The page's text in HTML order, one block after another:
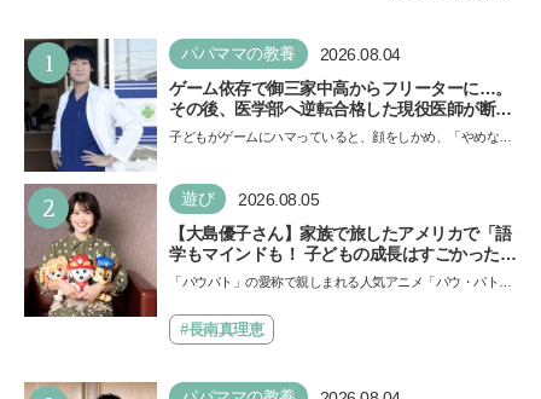
1 パパママの教養 2026.08.04
ゲーム依存で御三家中高からフリーターに…。
その後、医学部へ逆転合格した現役医師が断言
「ゲームの経験が受験勉強に役立った」そう考
子どもがゲームにハマっていると、顔をしかめ、「やめなさ
い…
2 遊び 2026.08.05
【大島優子さん】家族で旅したアメリカで「語
学もマインドも！ 子どもの成長はすごかった」
声優をつとめた映画『パウ・パトロール ザ・ダ
できると子どもに知ってほしい
「パウパト」の愛称で親しまれる人気アニメ「パウ・パトロ
ザ…#長南真理恵